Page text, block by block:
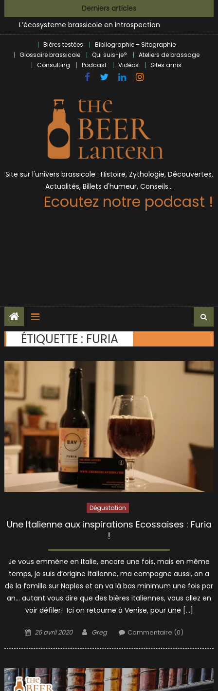
to
content
Derniers articles
L’écosysteme brassicole en introspection
Zoumaï : pionnier de la révolution craft à Marseille
BrewDog racheté par Tilray pour une bouchée de pain ?
Bières et célébrités
Bières testées
Bibliographie – Sitographie
Glossaire brassicole
Qui suis-je?
Ateliers de brassage
Consulting
Podcast Vidéos Sites amis
Site sur l'univers brassicole : Histoire, Zythologie, Découvertes,
Actualités, Billets d'humeur, Conseils…
Ecoutez notre podcast !
ÉTIQUETTE : FURIA
Dégustation
Une Italienne aux inspirations Ecossaises : Furia
!
Je vous emmène en Italie, encore une fois, mais en même
temps, je suis d’origine italienne, ma compagne aussi, on a
de la famille sur Naples et on va là bas minimum une fois par
an… autant vous dire que des bières italiennes, vous allez en
voir défiler! Ici on retourne à Venise, pour une […]
Posted
26 avril 2020 Author
Greg Commentaire (0)